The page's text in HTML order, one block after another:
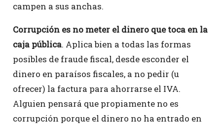
campen a sus anchas.
Corrupción es no meter el dinero que toca en la
caja pública. Aplica bien a todas las formas
posibles de fraude fiscal, desde esconder el
dinero en paraísos fiscales, a no pedir (u
ofrecer) la factura para ahorrarse el IVA.
Alguien pensará que propiamente no es
corrupción porque el dinero no ha entrado en